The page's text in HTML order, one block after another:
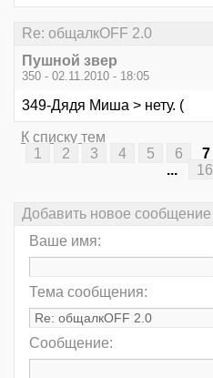
Re: общалкOFF 2.0
Пушной звер
350 - 02.11.2010 - 18:05
349-Дядя Миша > нету. (
К списку тем
1
2 3 4 5 6 7
...
16
Добавить новое сообщение
Ваше имя:
Тема сообщения:
Сообщение: